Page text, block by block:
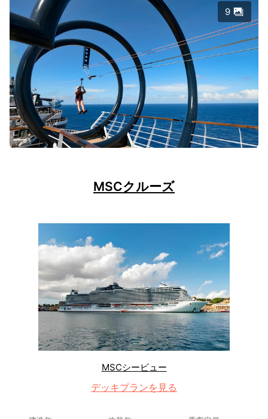
9
MSCクルーズ
MSCシービュー
デッキプランを見る